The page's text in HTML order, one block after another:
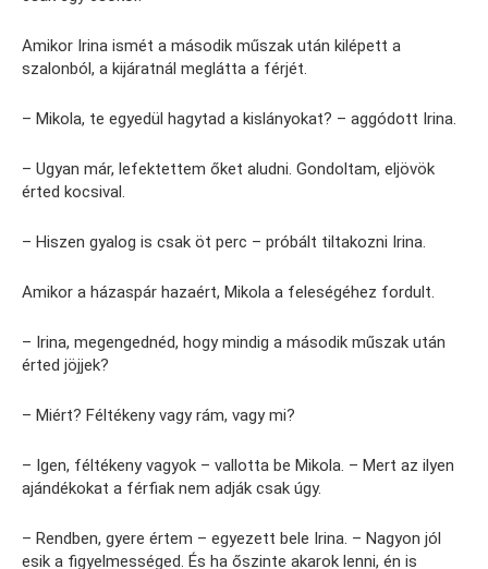
Amikor Irina ismét a második műszak után kilépett a
szalonból, a kijáratnál meglátta a férjét.
– Mikola, te egyedül hagytad a kislányokat? – aggódott Irina.
– Ugyan már, lefektettem őket aludni. Gondoltam, eljövök
érted kocsival.
– Hiszen gyalog is csak öt perc – próbált tiltakozni Irina.
Amikor a házaspár hazaért, Mikola a feleségéhez fordult.
– Irina, megengednéd, hogy mindig a második műszak után
érted jöjjek?
– Miért? Féltékeny vagy rám, vagy mi?
– Igen, féltékeny vagyok – vallotta be Mikola. – Mert az ilyen
ajándékokat a férfiak nem adják csak úgy.
– Rendben, gyere értem – egyezett bele Irina. – Nagyon jól
esik a figyelmességed. És ha őszinte akarok lenni, én is